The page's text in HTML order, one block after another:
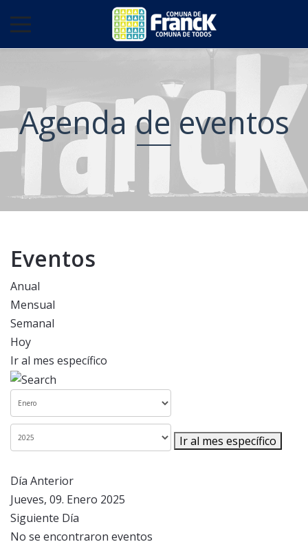
Agenda de eventos
Eventos
Anual
Mensual
Semanal
Hoy
Ir al mes específico
Ir al mes específico
Día Anterior
Jueves, 09. Enero 2025
Siguiente Día
No se encontraron eventos